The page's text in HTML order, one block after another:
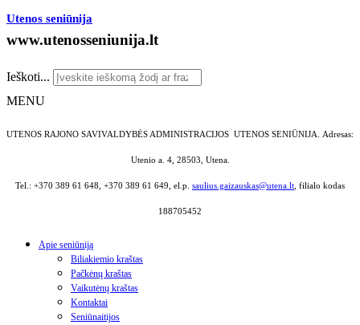
Utenos seniūnija
www.utenosseniunija.lt
Ieškoti...
MENU
UTENOS RAJONO SAVIVALDYBĖS ADMINISTRACIJOS UTENOS SENIŪNIJA. Adresas:
Utenio a. 4, 28503, Utena.
Tel.: +370 389 61 648, +370 389 61 649, el.p. saulius.gaizauskas@utena.lt, filialo kodas
188705452
Apie seniūniją
Biliakiemio kraštas
Pačkėnų kraštas
Vaikutėnų kraštas
Kontaktai
Seniūnaitijos